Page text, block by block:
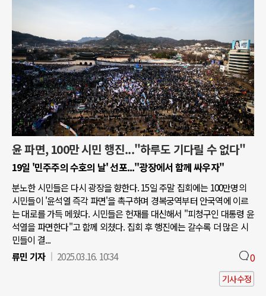
윤 파면, 100만 시민 행진..."하루도 기다릴 수 없다"
19일 '민주주의 수호의 날' 선포..."광장에서 함께 싸우자"
분노한 시민들은 다시 광장을 향한다. 15일 주말 집회에는 100만명의
시민들이 '윤석열 즉각 파면'을 촉구하며 경복궁역부터 안국역에 이르
는 대로를 가득 메웠다. 시민들은 헌재를 대신해서 "피청구인 대통령 윤
석열을 파면한다"고 함께 외쳤다. 집회 후 행진에는 갈수록 더 많은 시
민들이 결...
류민 기자
2025.03.16. 10:34 0
기사수정